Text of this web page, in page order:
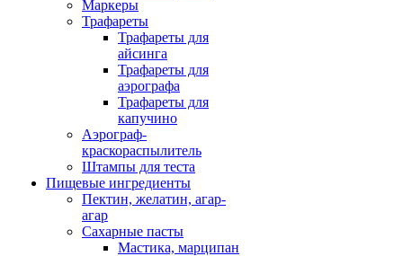
Маркеры
Трафареты
Трафареты для
айсинга
Трафареты для
аэрографа
Трафареты для
капучино
Аэрограф-
краскораспылитель
Штампы для теста
Пищевые ингредиенты
Пектин, желатин, агар-
агар
Сахарные пасты
Мастика, марципан